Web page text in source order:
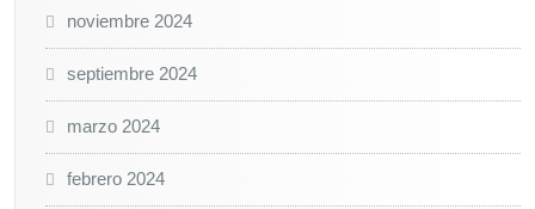
noviembre 2024
septiembre 2024
marzo 2024
febrero 2024